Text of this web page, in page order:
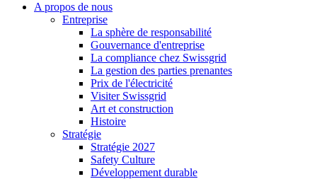
A propos de nous
Entreprise
La sphère de responsabilité
Gouvernance d'entreprise
La compliance chez Swissgrid
La gestion des parties prenantes
Prix de l'électricité
Visiter Swissgrid
Art et construction
Histoire
Stratégie
Stratégie 2027
Safety Culture
Développement durable